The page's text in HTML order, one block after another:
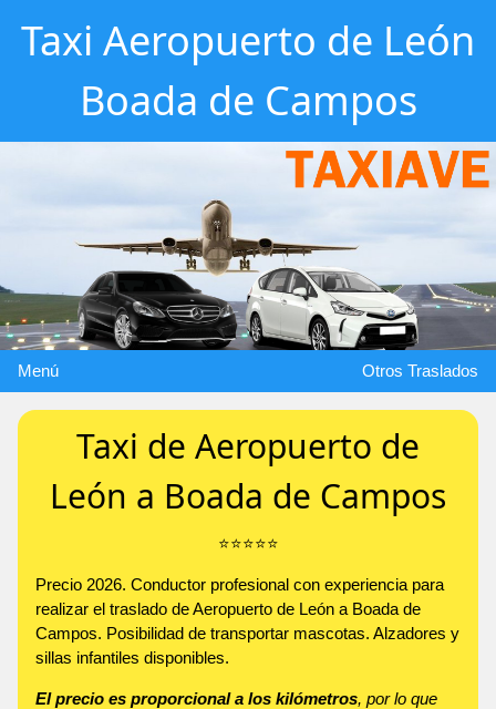
Taxi Aeropuerto de León
Boada de Campos
Menú Otros Traslados
Taxi de Aeropuerto de
León a Boada de Campos
⭐️⭐️⭐️⭐️⭐️
Precio 2026. Conductor profesional con experiencia para
realizar el traslado de Aeropuerto de León a Boada de
Campos. Posibilidad de transportar mascotas. Alzadores y
sillas infantiles disponibles.
El precio es proporcional a los kilómetros, por lo que